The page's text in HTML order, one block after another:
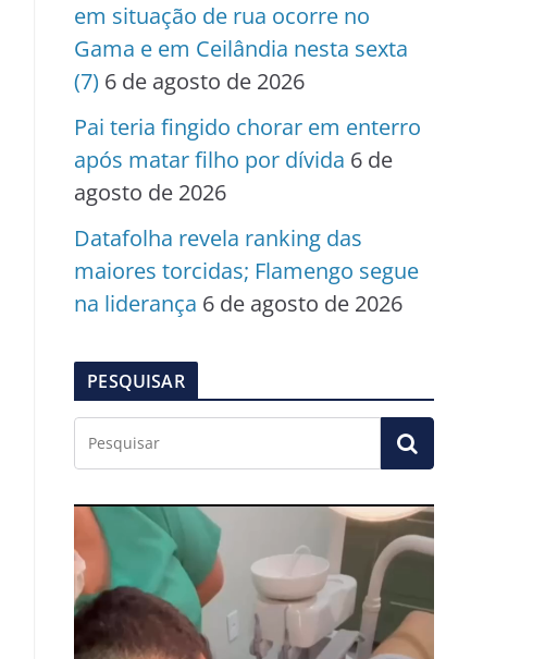
em situação de rua ocorre no
Gama e em Ceilândia nesta sexta
(7) 6 de agosto de 2026
Pai teria fingido chorar em enterro
após matar filho por dívida 6 de
agosto de 2026
Datafolha revela ranking das
maiores torcidas; Flamengo segue
na liderança 6 de agosto de 2026
PESQUISAR